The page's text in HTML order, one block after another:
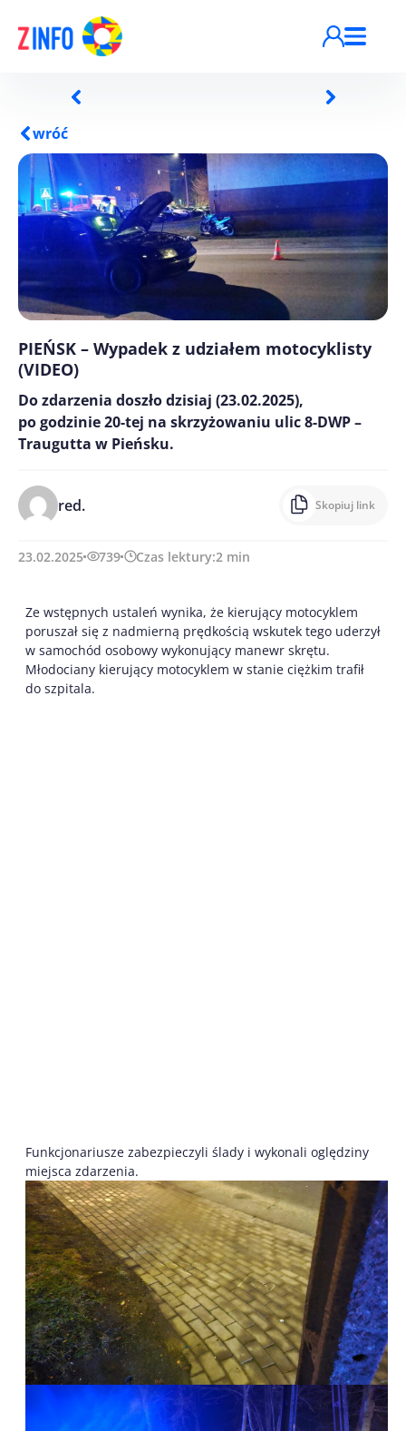
wróć
PIEŃSK – Wypadek z udziałem motocyklisty
(VIDEO)
Do zdarzenia doszło dzisiaj (23.02.2025),
po godzinie 20-tej na skrzyżowaniu ulic 8-DWP –
Traugutta w Pieńsku.
red. Skopiuj link
23.02.2025 739 Czas lektury:2 min
Ze wstępnych ustaleń wynika, że kierujący motocyklem
poruszał się z nadmierną prędkością wskutek tego uderzył
w samochód osobowy wykonujący manewr skrętu.
Młodociany kierujący motocyklem w stanie ciężkim trafił
do szpitala.
Funkcjonariusze zabezpieczyli ślady i wykonali oględziny
miejsca zdarzenia.